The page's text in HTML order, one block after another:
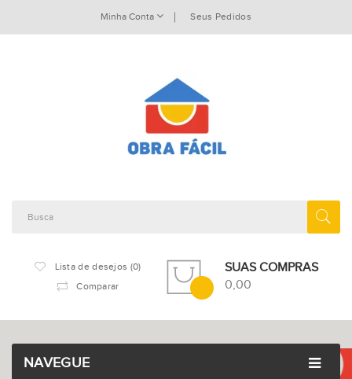
Minha Conta Seus Pedidos
Lista de desejos (0)
Comparar
SUAS COMPRAS
0,00
NAVEGUE